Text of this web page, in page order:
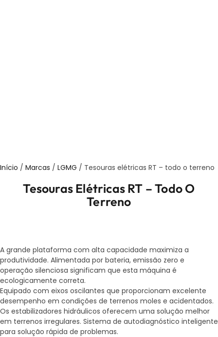
Início / Marcas / LGMG / Tesouras elétricas RT – todo o terreno
Tesouras Elétricas RT – Todo O
Terreno
A grande plataforma com alta capacidade maximiza a
produtividade. Alimentada por bateria, emissão zero e
operação silenciosa significam que esta máquina é
ecologicamente correta.
Equipado com eixos oscilantes que proporcionam excelente
desempenho em condições de terrenos moles e acidentados.
Os estabilizadores hidráulicos oferecem uma solução melhor
em terrenos irregulares. Sistema de autodiagnóstico inteligente
para solução rápida de problemas.